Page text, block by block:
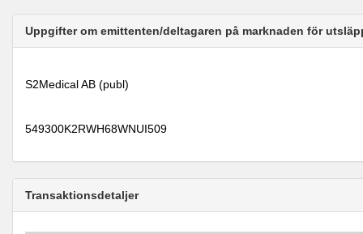
Uppgifter om emittenten/deltagaren på marknaden för
S2Medical AB (publ)
549300K2RWH68WNUI509
Transaktionsdetaljer